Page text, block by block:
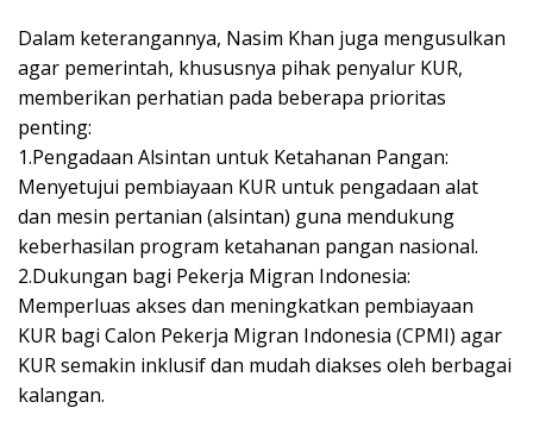
Dalam keterangannya, Nasim Khan juga mengusulkan
agar pemerintah, khususnya pihak penyalur KUR,
memberikan perhatian pada beberapa prioritas
penting:
1.Pengadaan Alsintan untuk Ketahanan Pangan:
Menyetujui pembiayaan KUR untuk pengadaan alat
dan mesin pertanian (alsintan) guna mendukung
keberhasilan program ketahanan pangan nasional.
2.Dukungan bagi Pekerja Migran Indonesia:
Memperluas akses dan meningkatkan pembiayaan
KUR bagi Calon Pekerja Migran Indonesia (CPMI) agar
KUR semakin inklusif dan mudah diakses oleh berbagai
kalangan.